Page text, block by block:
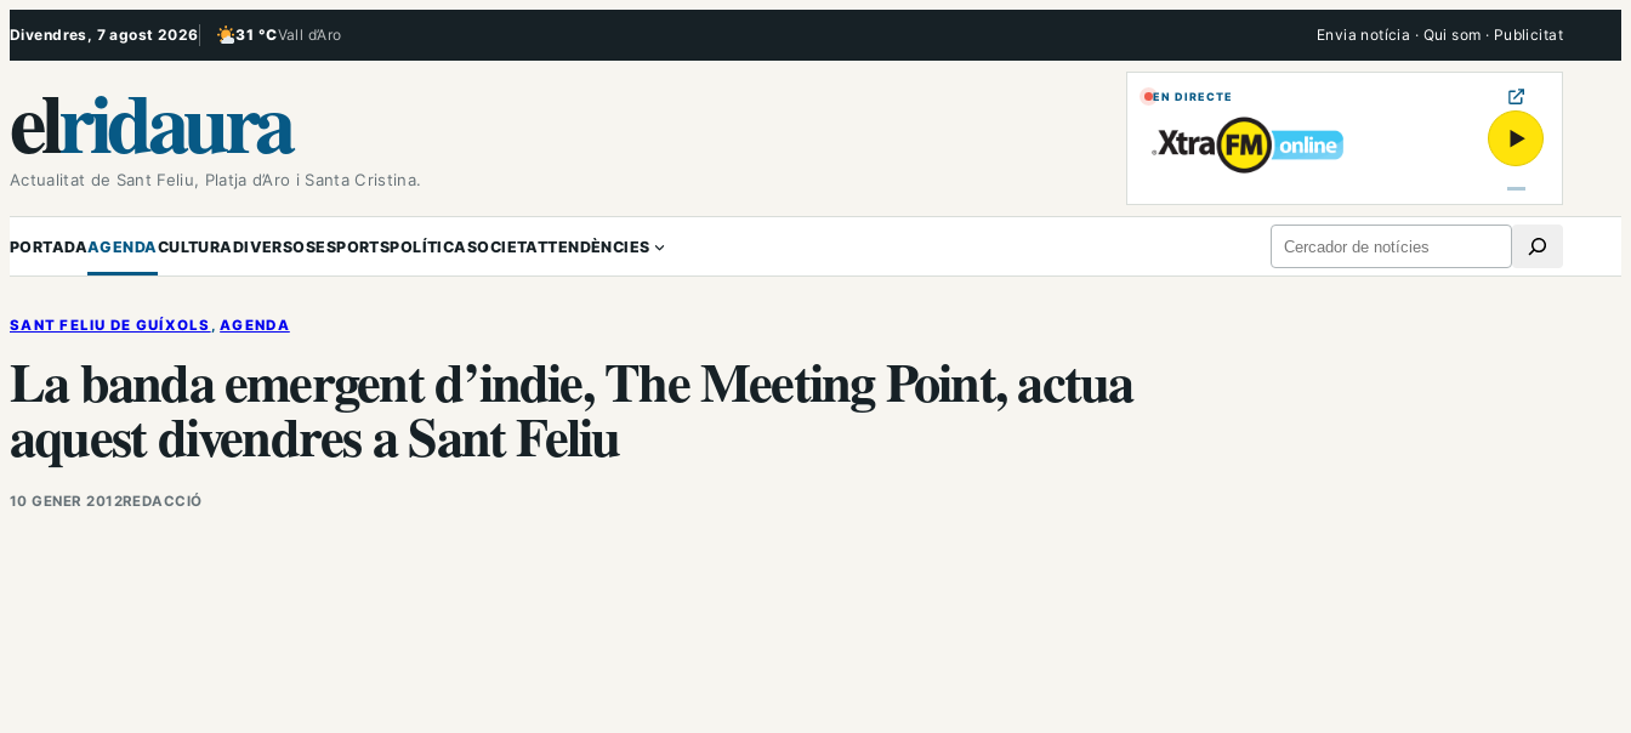
Vés
Divendres, 7 agost 2026 31 °CVall d’Aro
, Poc ennuvolat Envia notícia · Qui som · Publicitat
elridaura
Actualitat de Sant Feliu, Platja d’Aro i Santa Cristina.
EN DIRECTE
▶
PORTADAAGENDACULTURADIVERSOSESPORTSPOLÍTICASOCIETATTENDÈNCIES Cerca
SANT FELIU DE GUÍXOLS , AGENDA
La banda emergent d’indie, The Meeting Point, actua
aquest divendres a Sant Feliu
10 GENER 2012REDACCIÓ